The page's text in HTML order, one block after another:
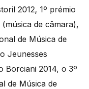
2012, 1º prémio
de câmara),
de Música de
Jeunesses
Borciani 2014, o 3º
de Música de